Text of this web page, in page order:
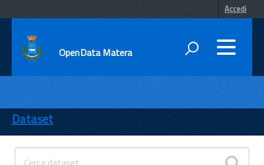
Accedi
OpenData Matera
ENTI
TEMI
INFORMAZIONI
Dataset